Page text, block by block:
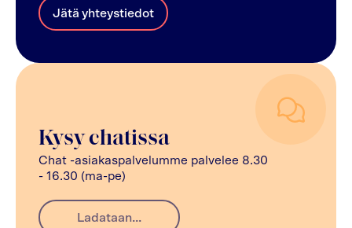
Kysy chatissa
Chat -asiakaspalvelumme palvelee 8.30
- 16.30 (ma-pe)
Ladataan...
Jätä yhteystiedot